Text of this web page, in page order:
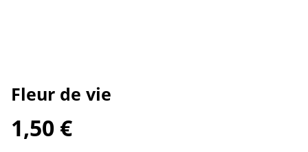
Fleur de vie
1,50 €